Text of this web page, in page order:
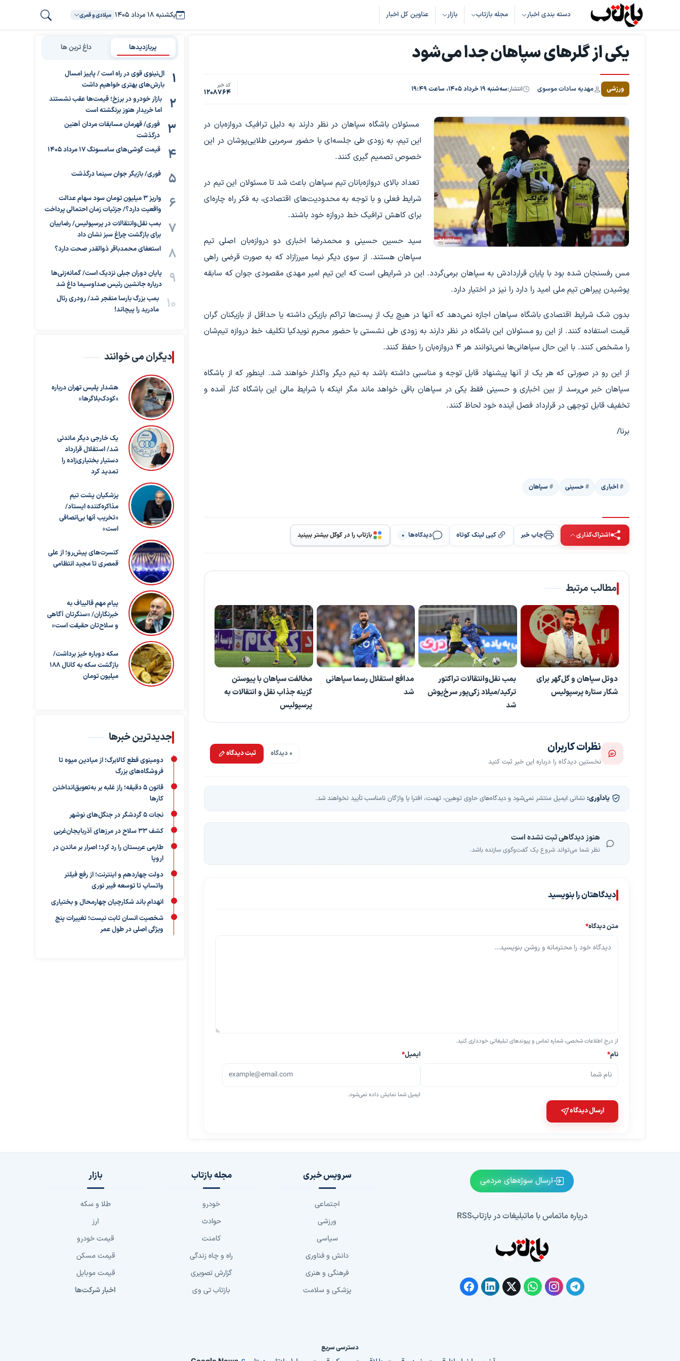
دسته بندی اخبار مجله بازتاب بازار عناوین کل اخبار یکشنبه ۱۸ مرداد ۱۴۰۵ میلادی و قمری
یکی از گلرهای سپاهان جدا می‌شود
ورزشی مهدیه سادات موسوی انتشار:سه‌شنبه ۱۹ خرداد ۱۴۰۵، ساعت ۱۹:۴۹ کد خبر
1208764
مسئولان باشگاه سپاهان در نظر دارند به دلیل ترافیک دروازه‌بان در
این تیم، به زودی طی جلسه‌ای با حضور سرمربی طلایی‌پوشان در این
خصوص تصمیم گیری کنند.
تعداد بالای دروازه‌بانان تیم سپاهان باعث شد تا مسئولان این تیم در
شرایط فعلی و با توجه به محدودیت‌های اقتصادی، به فکر راه چاره‌ای
برای کاهش ترافیک خط دروازه خود باشند.
سید حسین حسینی و محمدرضا اخباری دو دروازه‌بان اصلی تیم
سپاهان هستند. از سوی دیگر نیما میرزازاد که به صورت قرضی راهی
مس رفسنجان شده بود با پایان قراردادش به سپاهان برمی‌گردد. این در شرایطی است که این تیم امیر مهدی مقصودی جوان که سابقه
پوشیدن پیراهن تیم ملی امید را دارد را نیز در اختیار دارد.
بدون شک شرایط اقتصادی باشگاه سپاهان اجازه نمی‌دهد که آنها در هیچ یک از پست‌ها تراکم بازیکن داشته یا حداقل از بازیکنان گران
قیمت استفاده کنند. از این رو مسئولان این باشگاه در نظر دارند به زودی طی نشستی با حضور محرم نویدکیا تکلیف خط دروازه تیم‌شان
را مشخص کنند. با این حال سپاهانی‌ها نمی‌توانند هر ۴ دروازه‌بان را حفظ کنند.
از این رو در صورتی که هر یک از آنها پیشنهاد قابل توجه و مناسبی داشته باشد به تیم دیگر واگذار خواهند شد. اینطور که از باشگاه
سپاهان خبر می‌رسد از بین اخباری و حسینی فقط یکی در سپاهان باقی خواهد ماند مگر اینکه با شرایط مالی این باشگاه کنار آمده و
تخفیف قابل توجهی در قرارداد فصل آینده خود لحاظ کنند.
برنا/
اخباری حسینی سپاهان
اشتراک‌گذاری چاپ خبر کپی لینک کوتاه دیدگاه‌ها 0 بازتاب را در گوگل بیشتر ببینید
مطالب مرتبط
دوئل سپاهان و گل‌گهر برای
شکار ستاره پرسپولیس
بمب نقل‌وانتقالات تراکتور
ترکید/میلاد زکی‌پور سرخ‌پوش
شد
مدافع استقلال رسما سپاهانی
شد
مخالفت سپاهان با پیوستن
گزینه جذاب نقل و انتقالات به
پرسپولیس
نظرات کاربران
نخستین دیدگاه را درباره این خبر ثبت کنید
0 دیدگاه ثبت دیدگاه
یادآوری: نشانی ایمیل منتشر نمی‌شود و دیدگاه‌های حاوی توهین، تهمت، افترا یا واژگان نامناسب تأیید نخواهند شد.
هنوز دیدگاهی ثبت نشده است
نظر شما می‌تواند شروع یک گفت‌وگوی سازنده باشد.
دیدگاهتان را بنویسید
متن دیدگاه*
از درج اطلاعات شخصی، شماره تماس و پیوندهای تبلیغاتی خودداری کنید.
نام* ایمیل*
ایمیل شما نمایش داده نمی‌شود.
ارسال دیدگاه
پربازدیدها داغ ترین ها
ال‌نینوی قوی در راه است / پاییز امسال
بارش‌های بهتری خواهیم داشت
بازار خودرو در برزخ؛ قیمت‌ها عقب نشستند
اما خریدار هنوز برنگشته است
فوری/ قهرمان مسابقات مردان آهنین
درگذشت
قیمت گوشی‌های سامسونگ 17 مرداد 1405
فوری/ بازیگر جوان سینما درگذشت
واریز ۳ میلیون تومان سود سهام عدالت
واقعیت دارد؟/ جزئیات زمان احتمالی پرداخت
بمب نقل‌وانتقالات در پرسپولیس/ رضاییان
برای بازگشت چراغ سبز نشان داد
استعفای محمدباقر ذوالقدر صحت دارد؟
پایان دوران جبلی نزدیک است/ گمانه‌زنی‌ها
درباره جانشین رئیس صداوسیما داغ شد
بمب بزرگ بارسا منفجر شد/ رودری رئال
مادرید را پیچاند!
دیگران می خوانند
هشدار پلیس تهران درباره
«کودک‌بلاگرها»
یک خارجی دیگر ماندنی
شد/ استقلال قرارداد
دستیار بختیاری‌زاده را
تمدید کرد
پزشکیان پشت تیم
مذاکره‌کننده ایستاد/
«تخریب آنها بی‌انصافی
است»
کنسرت‌های پیش‌رو؛ از علی
قمصری تا مجید انتظامی
پیام مهم قالیباف به
خبرنگاران/ «سنگرتان آگاهی
و سلاح‌تان حقیقت است»
سکه دوباره خیز برداشت/
بازگشت سکه به کانال ۱۸۸
میلیون تومان
جدیدترین خبرها
دومینوی قطع کالابرگ؛ از میادین میوه تا
فروشگاه‌های بزرگ
قانون ۵ دقیقه؛ راز غلبه بر به‌تعویق‌انداختن
کارها
نجات ۵ گردشگر در جنگل‌های نوشهر
کشف ۳۳ سلاح در مرزهای آذربایجان‌غربی
طارمی عربستان را رد کرد؛ اصرار بر ماندن در
اروپا
دولت چهاردهم و اینترنت؛ از رفع فیلتر
واتساپ تا توسعه فیبر نوری
انهدام باند شکارچیان چهارمحال و بختیاری
شخصیت انسان ثابت نیست؛ تغییرات پنج
ویژگی اصلی در طول عمر
ارسال سوژه‌های مردمی
درباره ماتماس با ماتبلیغات در بازتابRSS
سرویس خبری
اجتماعی
ورزشی
سیاسی
دانش و فناوری
فرهنگی و هنری
پزشکی و سلامت
مجله بازتاب
خودرو
حوادث
کامنت
راه و چاه زندگی
گزارش تصویری
بازتاب تی وی
بازار
طلا و سکه
ارز
قیمت خودرو
قیمت مسکن
قیمت موبایل
اخبار شرکت‌ها
دسترسی سریع